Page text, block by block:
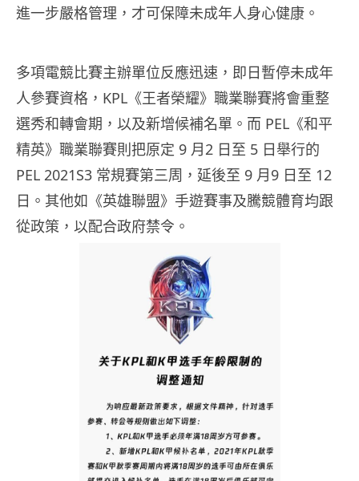
進一步嚴格管理，才可保障未成年人身心健康。
多項電競比賽主辦單位反應迅速，即日暫停未成年
人參賽資格，KPL《王者榮耀》職業聯賽將會重整
選秀和轉會期，以及新增候補名單。而 PEL《和平
精英》職業聯賽則把原定 9 月2 日至 5 日舉行的
PEL 2021S3 常規賽第三周，延後至 9 月9 日至 12
日。其他如《英雄聯盟》手遊賽事及騰競體育均跟
從政策，以配合政府禁令。